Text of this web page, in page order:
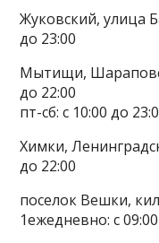
Жуковский, улица
до 23:00
Мытищи,
до 22:00
пт-сб: с 10:00 до
Химки,
до 22:00
поселок Вешки,
1ежедневно: с